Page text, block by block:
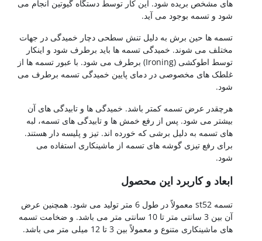
های مشخص بریده شود. این کار توسط دستگاه گیوتین انجام می
شود و تسمه بوجود می آید.
تسمه ها حین برش به دلیل تنش سطحی دچار خمیدگی در جهات
مختلف می شوند. خمیدگی تسمه ها باید برطرف شود و اینکار
توسط اطوکشی (Ironing) برطرف می شود. با عبور تسمه ها از
غلطک های مخصوصی در دمای پایین خمیدگی تسمه برطرف می
شود.
هرچقدر عرض تسمه کمتر باشد. خمیدگی ها و تابیدگی های آن
بیشتر می شود. پس از رفع خمش ها و تابیدگی های تسمه، لبه
های تسمه به دلیل برشی که خورده اند. تیز و پلیسه دار هستند.
برای رفع تیزی گوشه های تسمه از ماشینکاری استفاده می
شود.
ابعاد و کاربرد این محصول
تسمه st52 معمولاً در طول 6 متر تولید می شود. همچنین عرض
آن بین 3 سانتی متر تا 10 سانتی متر می باشد. و ضخامت تسمه
های ماشینکاری متنوع و معمولاً بین 3 تا 12 میلی متر می باشد.